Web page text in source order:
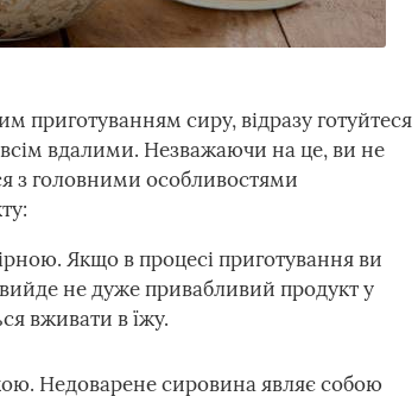
приготуванням сиру, відразу готуйтеся
вдалими. Незважаючи на це, ви не
з головними особливостями
Якщо в процесі приготування ви
не дуже привабливий продукт у
вживати в їжу.
Недоварене сировина являє собою